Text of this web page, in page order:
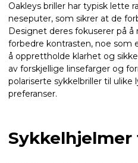
Oakleys briller har typisk lette
neseputer, som sikrer at de
Designet deres fokuserer på
forbedre kontrasten, noe som
å opprettholde klarhet og
av forskjellige linsefarger og
polariserte sykkelbriller til ulike
preferanser.
Sykkelhjelmer